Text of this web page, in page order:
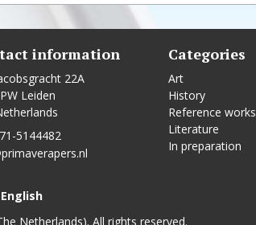
information
22A
Leiden
5144482
Categories
Art
History
Reference works
Literature
In preparation
English
Netherlands). All rights reserved.